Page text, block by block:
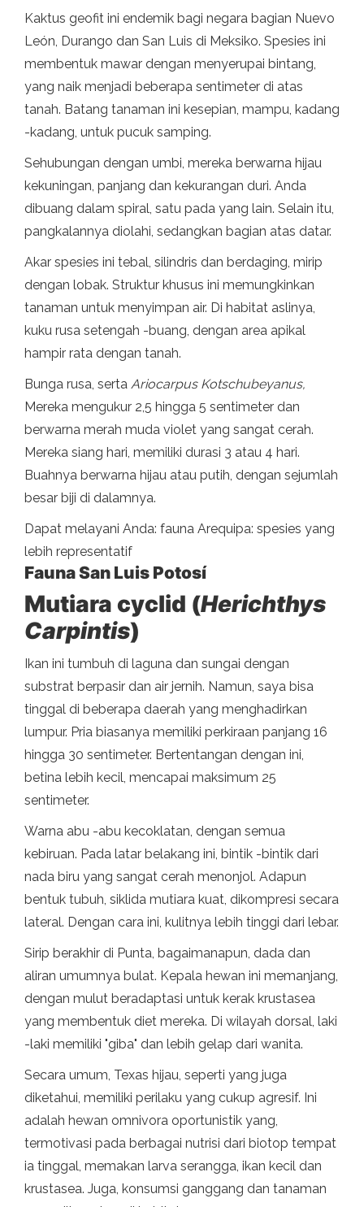
Kaktus geofit ini endemik bagi negara bagian Nuevo
León, Durango dan San Luis di Meksiko. Spesies ini
membentuk mawar dengan menyerupai bintang,
yang naik menjadi beberapa sentimeter di atas
tanah. Batang tanaman ini kesepian, mampu, kadang
-kadang, untuk pucuk samping.
Sehubungan dengan umbi, mereka berwarna hijau
kekuningan, panjang dan kekurangan duri. Anda
dibuang dalam spiral, satu pada yang lain. Selain itu,
pangkalannya diolahi, sedangkan bagian atas datar.
Akar spesies ini tebal, silindris dan berdaging, mirip
dengan lobak. Struktur khusus ini memungkinkan
tanaman untuk menyimpan air. Di habitat aslinya,
kuku rusa setengah -buang, dengan area apikal
hampir rata dengan tanah.
Bunga rusa, serta Ariocarpus Kotschubeyanus,
Mereka mengukur 2,5 hingga 5 sentimeter dan
berwarna merah muda violet yang sangat cerah.
Mereka siang hari, memiliki durasi 3 atau 4 hari.
Buahnya berwarna hijau atau putih, dengan sejumlah
besar biji di dalamnya.
Dapat melayani Anda: fauna Arequipa: spesies yang
lebih representatif
Fauna San Luis Potosí
Mutiara cyclid (Herichthys
Carpintis)
Ikan ini tumbuh di laguna dan sungai dengan
substrat berpasir dan air jernih. Namun, saya bisa
tinggal di beberapa daerah yang menghadirkan
lumpur. Pria biasanya memiliki perkiraan panjang 16
hingga 30 sentimeter. Bertentangan dengan ini,
betina lebih kecil, mencapai maksimum 25
sentimeter.
Warna abu -abu kecoklatan, dengan semua
kebiruan. Pada latar belakang ini, bintik -bintik dari
nada biru yang sangat cerah menonjol. Adapun
bentuk tubuh, siklida mutiara kuat, dikompresi secara
lateral. Dengan cara ini, kulitnya lebih tinggi dari lebar.
Sirip berakhir di Punta, bagaimanapun, dada dan
aliran umumnya bulat. Kepala hewan ini memanjang,
dengan mulut beradaptasi untuk kerak krustasea
yang membentuk diet mereka. Di wilayah dorsal, laki
-laki memiliki "giba" dan lebih gelap dari wanita.
Secara umum, Texas hijau, seperti yang juga
diketahui, memiliki perilaku yang cukup agresif. Ini
adalah hewan omnivora oportunistik yang,
termotivasi pada berbagai nutrisi dari biotop tempat
ia tinggal, memakan larva serangga, ikan kecil dan
krustasea. Juga, konsumsi ganggang dan tanaman